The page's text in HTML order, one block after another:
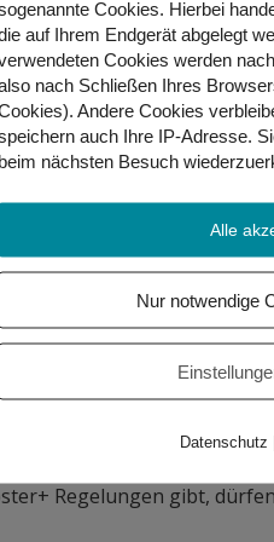
ihr aber zum Beispiel
zu werden.
werden, um Kontakte
umso mehr: Hände
tritt.
dürfen einen
Regelungen gibt,
Cookies. Hierbei
auf Ihrem Endgerät abgelegt
Cookies werden
nach Schließen Ihres
Andere Cookies
auch Ihre IP-Adresse.
beim nächsten Besuch
Alle
Nur notwendige
Datenschutz